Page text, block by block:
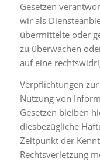
Gesetzen
wir als
übermittelte oder
zu überwachen
auf eine
Verpflichtungen
Nutzung von
Gesetzen bleiben
diesbezügliche
Zeitpunkt der
Rechtsverletzung